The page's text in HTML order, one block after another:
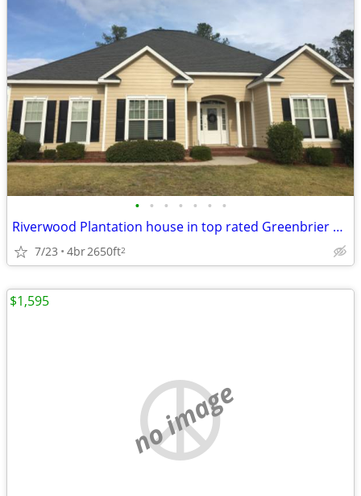
• • • • • • •
Riverwood Plantation house in top rated Greenbrier School district.
7/23 4br2650ft2
no image
$1,595